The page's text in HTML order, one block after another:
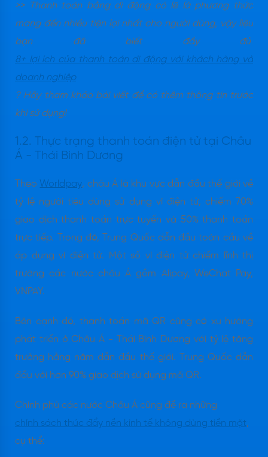
>> Thanh toán bằng di động có lẽ là phương thức
mang đến nhiều tiện lợi nhất cho người dùng, vậy liệu
bạn đã biết đầy đủ
8+ lợi ích của thanh toán di động với khách hàng và
doanh nghiệp
? Hãy tham khảo bài viết để có thêm thông tin trước
khi sử dụng!
1.2. Thực trạng thanh toán điện tử tại Châu
Á - Thái Bình Dương
Theo Worldpay, châu Á là khu vực dẫn đầu thế giới về
tỷ lệ người tiêu dùng sử dụng ví điện tử, chiếm 70%
giao dịch thanh toán trực tuyến và 50% thanh toán
trực tiếp. Trong đó, Trung Quốc dẫn đầu toàn cầu về
áp dụng ví điện tử. Một số ví điện tử chiếm lĩnh thị
trường các nước châu Á gồm Alipay, WeChat Pay,
VNPAY.
Bên cạnh đó, thanh toán mã QR cũng có xu hướng
phát triển ở Châu Á - Thái Bình Dương với tỷ lệ tăng
trưởng hằng năm dẫn đầu thế giới. Trung Quốc dẫn
đầu với hơn 90% giao dịch sử dụng mã QR.
Chính phủ các nước Châu Á cũng đề ra những
chính sách thúc đẩy nền kinh tế không dùng tiền mặt,
cụ thể: